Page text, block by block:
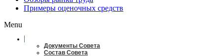
Примеры оценочных средств
Menu
Документы Совета
Состав Совета